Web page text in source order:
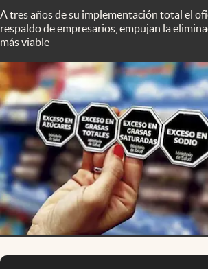
Infotechnology
Clima
Mundial 2026
Eventos Corporativos
El Cronista Studio
Mediakit
abre en nueva pestaña
Argentina
A tres años de su implementación total el
respaldo de empresarios, empujan la
más viable